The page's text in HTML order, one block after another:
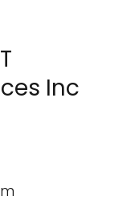
Inc